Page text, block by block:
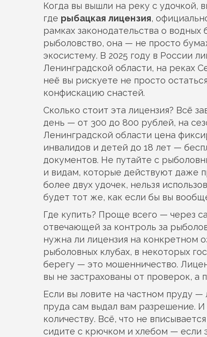
Когда вы вышли на реку с удочкой,
где рыбацкая лицензия,
рамках законодательства о водных
рыболовство, она — не просто
экосистему. В 2025 году в России
Ленинградской области, на реках
неё вы рискуете не просто
конфискацию снастей.
Сколько стоит эта лицензия? Всё
день — от 300 до 800 рублей, на
Ленинградской области цена
инвалидов и детей до 18 лет —
документов. Не путайте с
и видам, которые действуют даже
более двух удочек, нельзя
будет тот же, как если бы вы
Где купить? Проще всего — через
отвечающей за контроль за
нужна ли лицензия на конкретном
рыболовных клубах, в некоторых
берегу — это мошенничество.
вы не застрахованы от проверок,
Если вы ловите на частном пруду —
пруда сам выдал вам разрешение.
количеству. Всё, что не
сидите с крючком и хлебом —